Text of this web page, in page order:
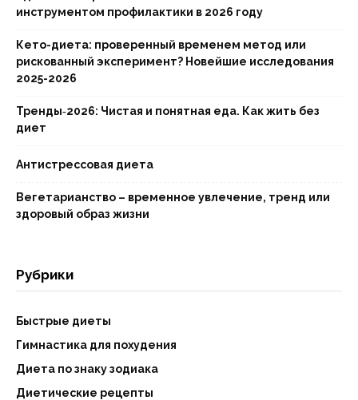
инструментом профилактики в 2026 году
Кето-диета: проверенный временем метод или
рискованный эксперимент? Новейшие исследования
2025-2026
Тренды‑2026: Чистая и понятная еда. Как жить без
диет
Антистрессовая диета
Вегетарианство – временное увлечение, тренд или
здоровый образ жизни
Рубрики
Быстрые диеты
Гимнастика для похудения
Диета по знаку зодиака
Диетические рецепты